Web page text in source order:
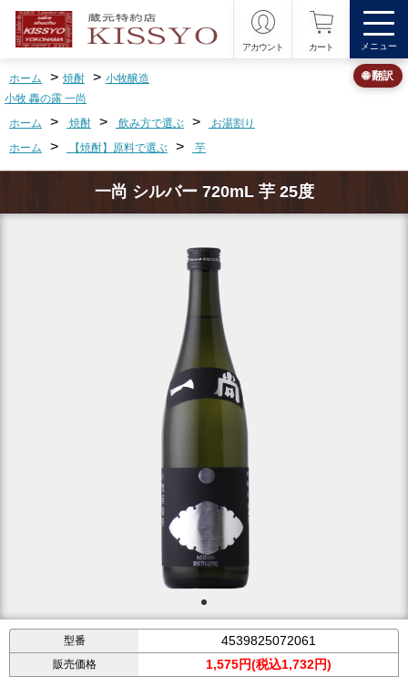
アカウント カート メニュー
ホーム > 焼酎 > 小牧醸造
小牧 轟の露 一尚
ホーム
> 焼酎 > 飲み方で選ぶ >
お湯割り
ホーム
> 【焼酎】原料で選ぶ > 芋
一尚 シルバー 720mL 芋 25度
型番 4539825072061
販売価格 1,575円(税込1,732円)
🌐 翻訳